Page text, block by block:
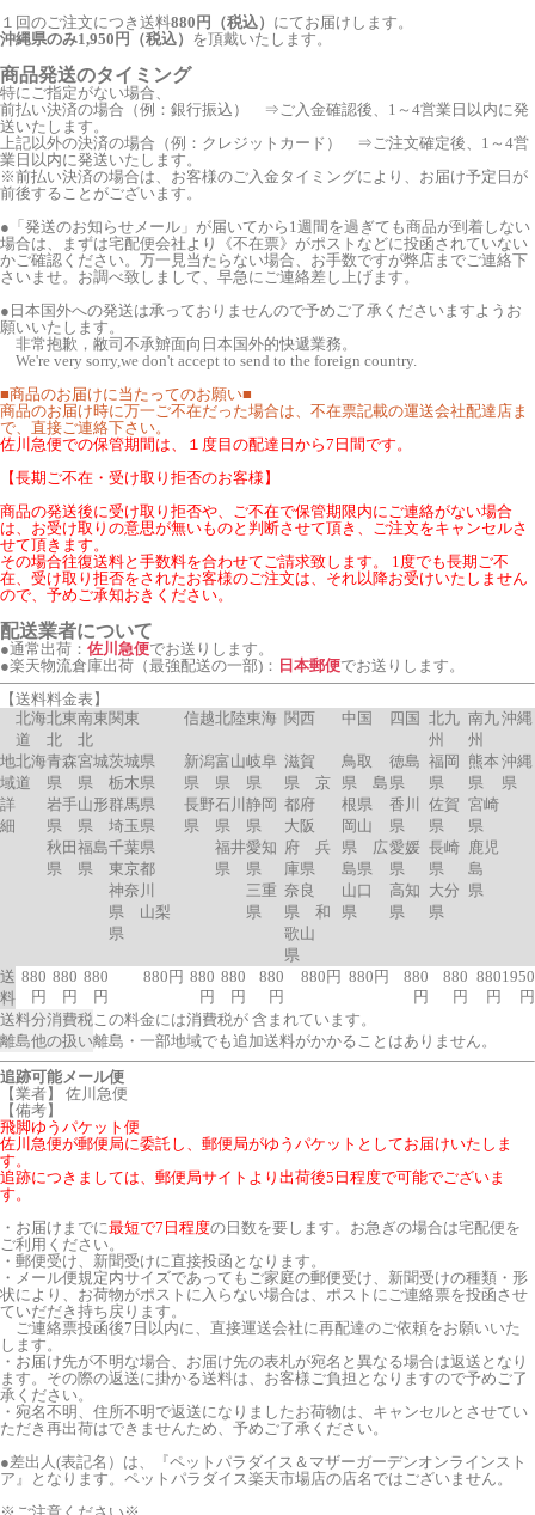
１回のご注文につき送料880円（税込） にてお届けします。
沖縄県のみ1,950円（税込） を頂戴いたします。
商品発送のタイミング
特にご指定がない場合、
前払い決済の場合（例：銀行振込） ⇒ご入金確認後、1～4営業日以内に発
送いたします。
上記以外の決済の場合（例：クレジットカード） ⇒ご注文確定後、1～4営
業日以内に発送いたします。
※前払い決済の場合は、お客様のご入金タイミングにより、お届け予定日が
前後することがございます。
●「発送のお知らせメール」が届いてから1週間を過ぎても商品が到着しない
場合は、まずは宅配便会社より《不在票》がポストなどに投函されていない
かご確認ください。万一見当たらない場合、お手数ですが弊店までご連絡下
さいませ。お調べ致しまして、早急にご連絡差し上げます。
●日本国外への発送は承っておりませんので予めご了承くださいますようお
願いいたします。
非常抱歉，敝司不承辧面向日本国外的快遞業務。
We're very sorry,we don't accept to send to the foreign country.
■商品のお届けに当たってのお願い■
商品のお届け時に万一ご不在だった場合は、不在票記載の運送会社配達店ま
で、直接ご連絡下さい。
佐川急便での保管期間は、１度目の配達日から7日間です。
【長期ご不在・受け取り拒否のお客様】
商品の発送後に受け取り拒否や、ご不在で保管期限内にご連絡がない場合
は、お受け取りの意思が無いものと判断させて頂き、ご注文をキャンセルさ
せて頂きます。
その場合往復送料と手数料を合わせてご請求致します。 1度でも長期ご不
在、受け取り拒否をされたお客様のご注文は、それ以降お受けいたしません
ので、予めご承知おきください。
配送業者について
●通常出荷： 佐川急便でお送りします。
●楽天物流倉庫出荷（最強配送の一部)： 日本郵便でお送りします。
【送料料金表】
北海
道
北東
北
南東
北
関東 信越北陸東海 関西 中国 四国 北九
州
南九
州
沖縄
地
域
詳
細
北海
道
青森
県
岩手
県
秋田
県
宮城
県
山形
県
福島
県
茨城県
栃木県
群馬県
埼玉県
千葉県
東京都
神奈川
県 山梨
県
新潟
県
長野
県
富山
県
石川
県
福井
県
岐阜
県
静岡
県
愛知
県
三重
県
滋賀
県 京
都府
大阪
府 兵
庫県
奈良
県 和
歌山
県
鳥取
県 島
根県
岡山
県 広
島県
山口
県
徳島
県
香川
県
愛媛
県
高知
県
福岡
県
佐賀
県
長崎
県
大分
県
熊本
県
宮崎
県
鹿児
島
県
沖縄
県
送
料
880
円
880
円
880
円
880円 880
円
880
円
880
円
880円 880円
880
円
880
円
880
円
1950
円
送料分消費税この料金には消費税が 含まれています。
離島他の扱い離島・一部地域でも追加送料がかかることはありません。
追跡可能メール便
【業者】 佐川急便
【備考】
飛脚ゆうパケット便
佐川急便が郵便局に委託し、郵便局がゆうパケットとしてお届けいたしま
す。
追跡につきましては、郵便局サイトより出荷後5日程度で可能でございま
す。
・お届けまでに最短で7日程度の日数を要します。お急ぎの場合は宅配便を
ご利用ください。
・郵便受け、新聞受けに直接投函となります。
・メール便規定内サイズであってもご家庭の郵便受け、新聞受けの種類・形
状により、お荷物がポストに入らない場合は、ポストにご連絡票を投函させ
ていだだき持ち戻ります。
ご連絡票投函後7日以内に、直接運送会社に再配達のご依頼をお願いいた
します。
・お届け先が不明な場合、お届け先の表札が宛名と異なる場合は返送となり
ます。その際の返送に掛かる送料は、お客様ご負担となりますので予めご了
承ください。
・宛名不明、住所不明で返送になりましたお荷物は、キャンセルとさせてい
ただき再出荷はできませんため、予めご了承ください。
●差出人(表記名）は、『ペットパラダイス＆マザーガーデンオンラインスト
ア』となります。ペットパラダイス楽天市場店の店名ではございません。